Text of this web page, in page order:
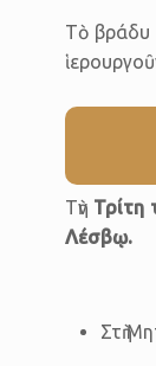
Τὸ βράδυ
Τὴν Τρίτη
Λέσβῳ.
Στὴ